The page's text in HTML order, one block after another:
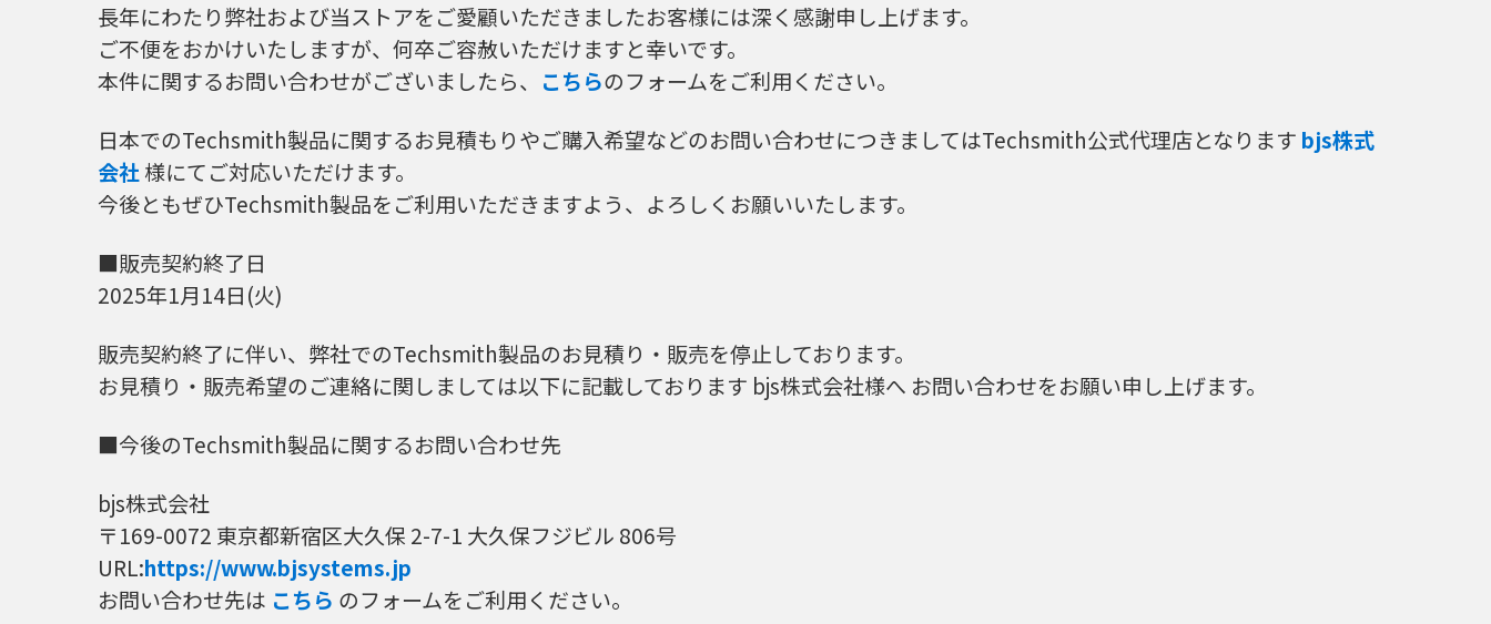
長年にわたり弊社および当ストアをご愛顧いただきましたお客様には深く感謝申し上げます。
ご不便をおかけいたしますが、何卒ご容赦いただけますと幸いです。
本件に関するお問い合わせがございましたら、 こちらのフォームをご利用ください。
日本でのTechsmith製品に関するお見積もりやご購入希望などのお問い合わせにつきましてはTechsmith公式代理店となります bjs株式
会社 様にてご対応いただけます。
今後ともぜひTechsmith製品をご利用いただきますよう、よろしくお願いいたします。
■販売契約終了日
2025年1月14日(火)
販売契約終了に伴い、弊社でのTechsmith製品のお見積り・販売を停止しております。
お見積り・販売希望のご連絡に関しましては以下に記載しております bjs株式会社様へ お問い合わせをお願い申し上げます。
■今後のTechsmith製品に関するお問い合わせ先
bjs株式会社
〒169-0072 東京都新宿区大久保 2-7-1 大久保フジビル 806号
URL:https://www.bjsystems.jp
お問い合わせ先は こちら のフォームをご利用ください。